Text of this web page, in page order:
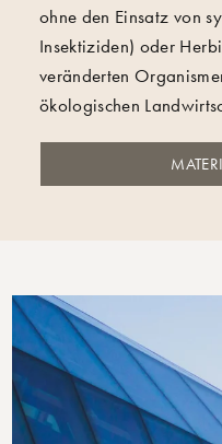
ohne den Einsatz von
Insektiziden) oder
veränderten
ökologischen